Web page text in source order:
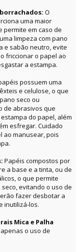
O
uma maior
permite em caso de
limpeza com pano
e sabão neutro, evite
friccionar o papel ao
a estampa.
possuem uma
e celulose, o que
seco ou
de abrasivos que
do papel, além
esfregar. Cuidado
ao manusear, pois
Papéis compostos por
a base e a tinta, ou de
o que permite
evitando o uso de
fazer desbotar a
inutilizá-los.
Mica e Palha
o uso de